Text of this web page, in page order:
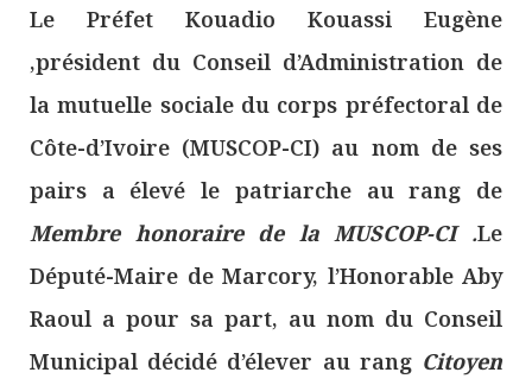
Le Préfet Kouadio Kouassi Eugène
,président du Conseil d’Administration de
la mutuelle sociale du corps préfectoral de
Côte-d’Ivoire (MUSCOP-CI) au nom de ses
pairs a élevé le patriarche au rang de
Membre honoraire de la MUSCOP-CI.Le
Député-Maire de Marcory, l’Honorable Aby
Raoul a pour sa part, au nom du Conseil
Municipal décidé d’élever au rang Citoyen